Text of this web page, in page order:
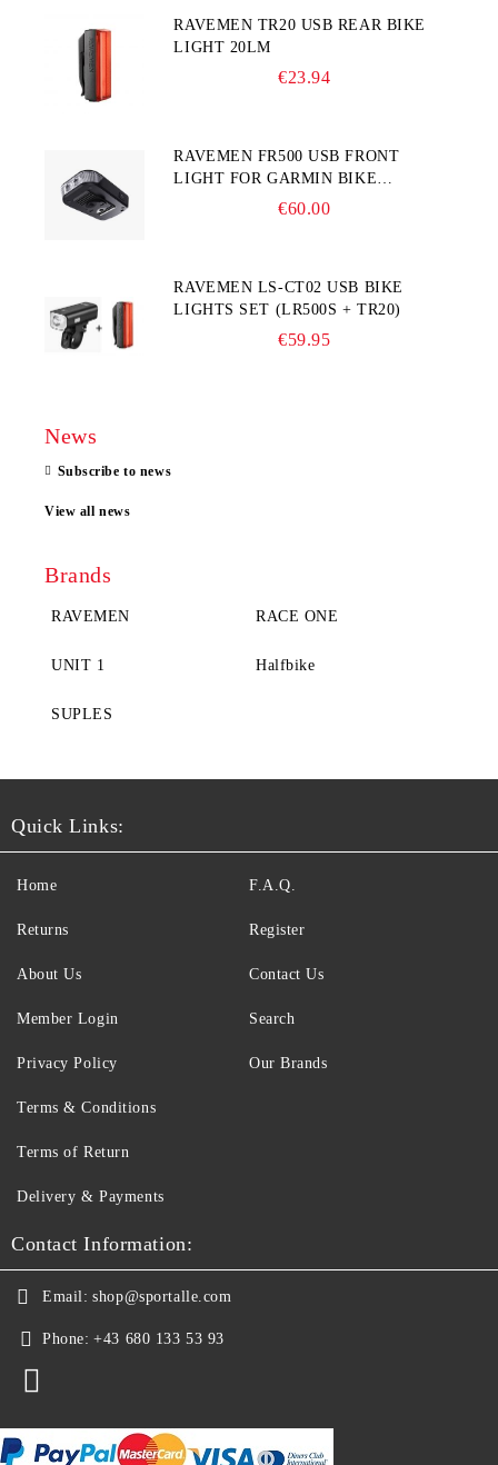
RAVEMEN TR20 USB REAR BIKE
LIGHT 20LM
€23.94
RAVEMEN FR500 USB FRONT
LIGHT FOR GARMIN BIKE
€60.00
RAVEMEN LS-CT02 USB BIKE
LIGHTS SET (LR500S + TR20)
€59.95
News
Subscribe to news
View all news
Brands
RAVEMEN RACE ONE
UNIT 1 Halfbike
SUPLES
Quick Links:
Home
Returns
About Us
Member Login
F.A.Q.
Register
Contact Us
Search
Privacy Policy
Terms & Conditions
Terms of Return
Delivery & Payments
Our Brands
Contact Information:
Email: shop@sportalle.com
Phone: +43 680 133 53 93